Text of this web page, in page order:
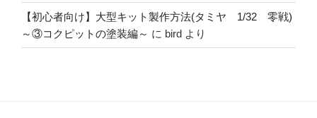
【初心者向け】大型キット製作方法(タミヤ 1/32 零戦)
～③コクピットの塗装編～ に bird より